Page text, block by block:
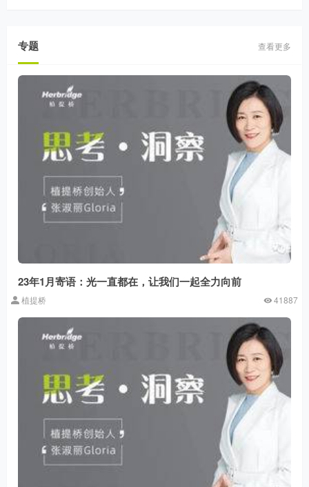
专题 查看更多
23年1月寄语：光一直都在，让我们一起全力向前
植提桥 41887